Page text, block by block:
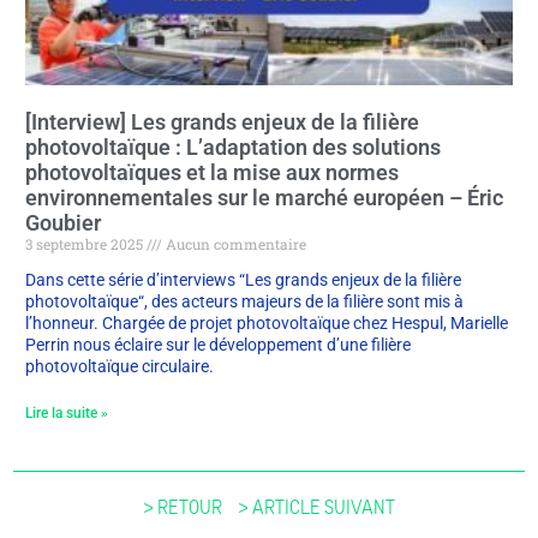
[Interview] Les grands enjeux de la filière
photovoltaïque : L’adaptation des solutions
photovoltaïques et la mise aux normes
environnementales sur le marché européen – Éric
Goubier
3 septembre 2025
Aucun commentaire
Dans cette série d’interviews “Les grands enjeux de la filière
photovoltaïque“, des acteurs majeurs de la filière sont mis à
l’honneur. Chargée de projet photovoltaïque chez Hespul, Marielle
Perrin nous éclaire sur le développement d’une filière
photovoltaïque circulaire.
Lire la suite »
> RETOUR > ARTICLE SUIVANT